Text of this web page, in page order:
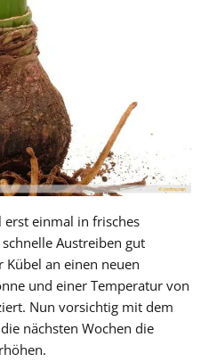
erst einmal in frisches
Austreiben gut
an einen neuen
und einer Temperatur von
Nun vorsichtig mit dem
nächsten Wochen die